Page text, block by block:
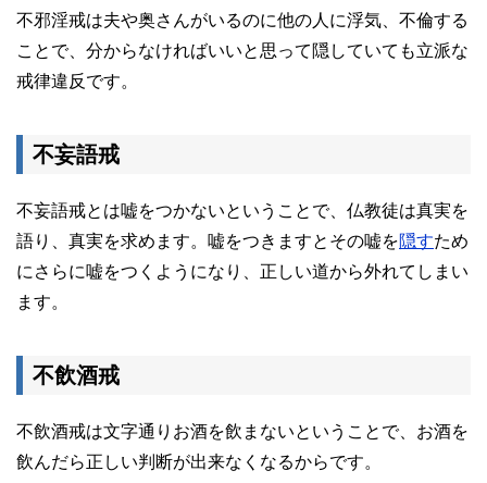
不邪淫戒は夫や奥さんがいるのに他の人に浮気、不倫する
ことで、分からなければいいと思って隠していても立派な
戒律違反です。
不妄語戒
不妄語戒とは嘘をつかないということで、仏教徒は真実を
語り、真実を求めます。嘘をつきますとその嘘を隠すため
にさらに嘘をつくようになり、正しい道から外れてしまい
ます。
不飲酒戒
不飲酒戒は文字通りお酒を飲まないということで、お酒を
飲んだら正しい判断が出来なくなるからです。